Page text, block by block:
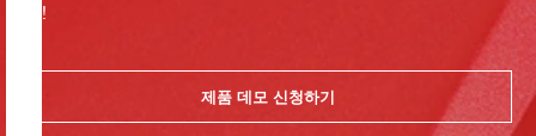
요!
제품 데모 신청하기